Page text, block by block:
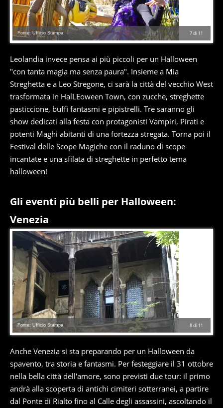
7di 11
Fonte: Ufficio Stampa
Leolandia invece pensa ai più piccoli per un Halloween
"con tanta magia ma senza paura". Insieme a Mia
Streghetta e a Leo Stregone, ci sarà la città del vecchio West
trasformata in HalLEoween Town, con zucche, streghette
pasticcione, buffi fantasmi e pipistrelli. Tre saranno gli
show dedicati alla festa con protagonisti Vampiri, Pirati e
potenti Maghi abitanti di una fortezza stregata. Torna poi il
Festival delle Scope Magiche con il raduno di scope
incantate e una sfilata di streghette in perfetto tema
halloween!
Gli eventi più belli per Halloween:
Venezia
8di 11
Fonte: Ufficio Stampa
Anche Venezia si sta preparando per un Halloween da
spavento, tra storia e fantasmi. Per festeggiare il 31 ottobre
nella bella città dell'amore, sono previsti due tour: il primo
andrà alla scoperta di antichi cimiteri sotterranei, a partire
dal Ponte di Rialto fino al Calle degli assassini, ascoltando il